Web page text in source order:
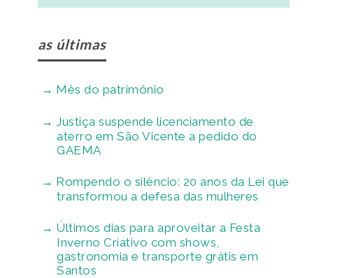
as últimas
Mês do patrimônio
Justiça suspende licenciamento de
aterro em São Vicente a pedido do
GAEMA
Rompendo o silêncio: 20 anos da Lei que
transformou a defesa das mulheres
Últimos dias para aproveitar a Festa
Inverno Criativo com shows,
gastronomia e transporte grátis em
Santos